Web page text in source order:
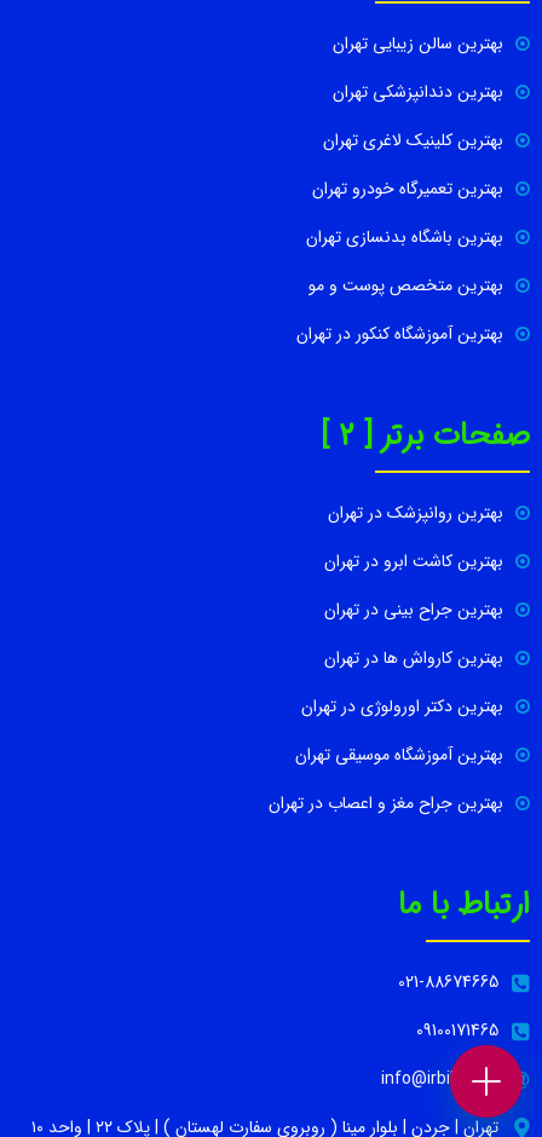
بهترین سالن زیبایی تهران
بهترین دندانپزشکی تهران
بهترین کلینیک لاغری تهران
بهترین تعمیرگاه خودرو تهران
بهترین باشگاه بدنسازی تهران
بهترین متخصص پوست و مو
بهترین آموزشگاه کنکور در تهران
صفحات برتر [ 2 ]
بهترین روانپزشک در تهران
بهترین کاشت ابرو در تهران
بهترین جراح بینی در تهران
بهترین کارواش ها در تهران
بهترین دکتر اورولوژی در تهران
بهترین آموزشگاه موسیقی تهران
بهترین جراح مغز و اعصاب در تهران
ارتباط با ما
021-88674665
09100171465
info@irbib.com
تهران | جردن | بلوار مینا ( روبروی سفارت لهستان ) | پلاک ۲۲ | واحد ۱۰